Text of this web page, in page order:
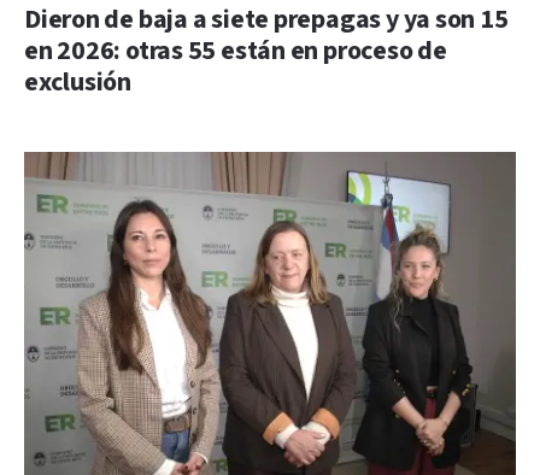
Dieron de baja a siete prepagas y ya son 15
en 2026: otras 55 están en proceso de
exclusión